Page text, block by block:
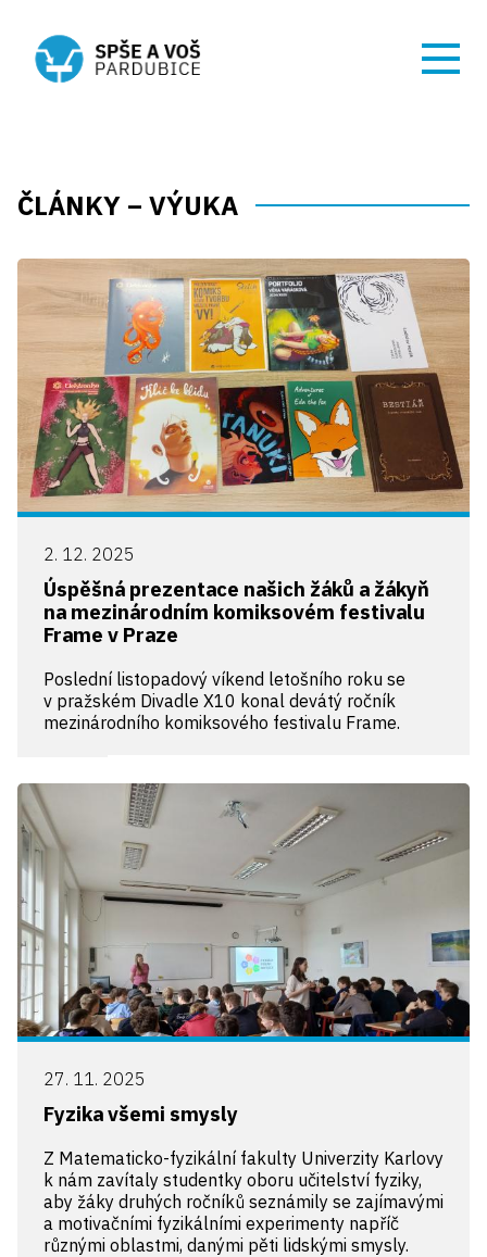
ČLÁNKY – VÝUKA
2. 12. 2025
Úspěšná prezentace našich žáků a žákyň
na mezinárodním komiksovém festivalu
Frame v Praze
Poslední listopadový víkend letošního roku se
v pražském Divadle X10 konal devátý ročník
mezinárodního komiksového festivalu Frame.
27. 11. 2025
Fyzika všemi smysly
Z Matematicko-fyzikální fakulty Univerzity Karlovy
k nám zavítaly studentky oboru učitelství fyziky,
aby žáky druhých ročníků seznámily se zajímavými
a motivačními fyzikálními experimenty napříč
různými oblastmi, danými pěti lidskými smysly.